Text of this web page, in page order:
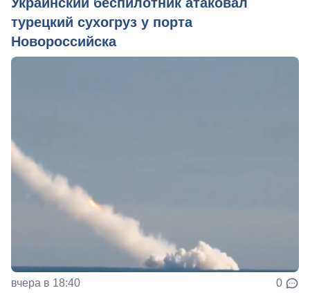
турецкий сухогруз у порта
Новороссийска
вчера в 18:40 0